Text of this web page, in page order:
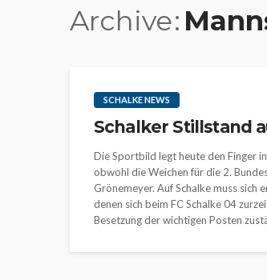
Archive
SCHALKE NEWS
Schalker Stillstand
Die Sportbild legt heute den Finger
obwohl die Weichen für die 2.
Grönemeyer. Auf Schalke muss
denen sich beim FC Schalke 04
Besetzung der wichtigen Posten